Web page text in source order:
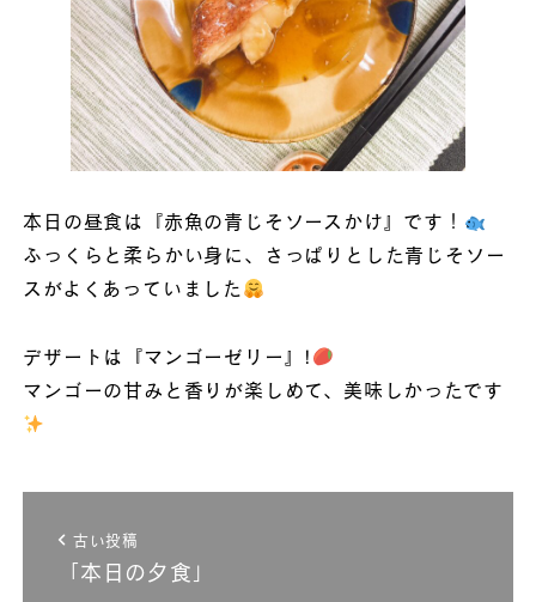
本日の昼食は『赤魚の青じそソースかけ』です！
ふっくらと柔らかい身に、さっぱりとした青じそソー
スがよくあっていました
デザートは『マンゴーゼリー』!
マンゴーの甘みと香りが楽しめて、美味しかったです
古い投稿
「本日の夕食」